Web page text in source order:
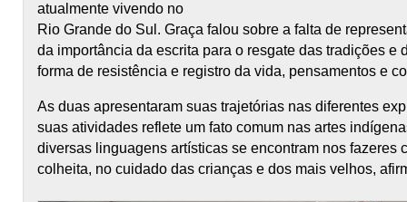
atualmente vivendo no
Rio Grande do Sul. Graça falou sobre a falta de
da importância da escrita para o resgate das tradições
forma de resistência e registro da vida, pensamentos e
As duas apresentaram suas trajetórias nas diferentes
suas atividades reflete um fato comum nas artes
diversas linguagens artísticas se encontram nos
colheita, no cuidado das crianças e dos mais velhos,